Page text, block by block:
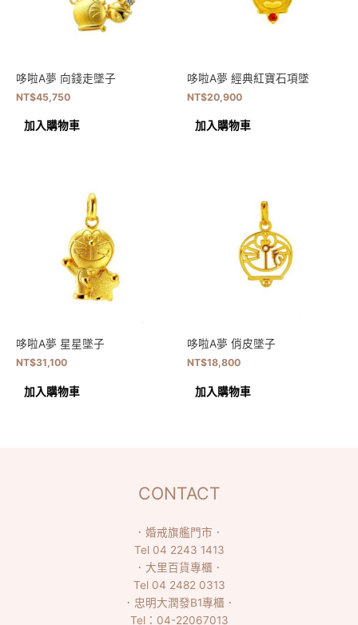
哆啦A夢 向錢走墜子
NT$45,750
加入購物車
哆啦A夢 經典紅寶石項墜
NT$20,900
加入購物車
哆啦A夢 星星墜子
NT$31,100
加入購物車
哆啦A夢 俏皮墜子
NT$18,800
加入購物車
CONTACT
． 婚戒旗艦門市 ．
Tel 04 2243 1413
． 大里百貨專櫃 ．
Tel 04 2482 0313
． 忠明大潤發B1專櫃 ．
Tel： 04-22067013